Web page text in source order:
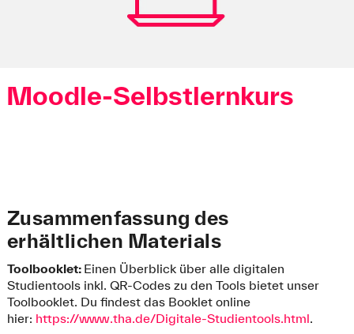
Moodle-Selbstlernkurs
Zusammenfassung des
erhältlichen Materials
Toolbooklet: Einen Überblick über alle digitalen
Studientools inkl. QR-Codes zu den Tools bietet unser
Toolbooklet. Du findest das Booklet online
hier: https://www.tha.de/Digitale-Studientools.html